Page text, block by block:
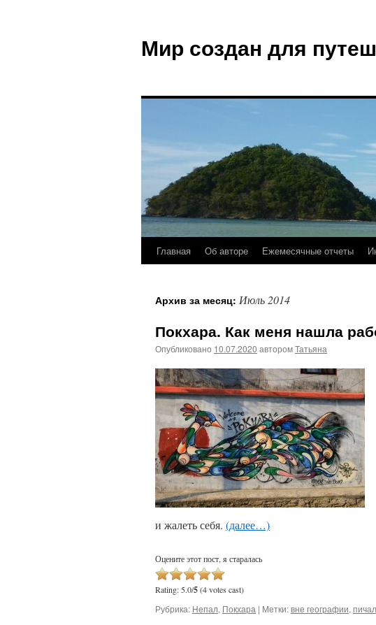
Мир создан для
Главная Об авторе Ежемесячные отчеты
Архив за месяц: Июль 2014
Покхара. Как меня нашла
Опубликовано 10.07.2020 авторомТатьяна
и жалеть себя. (далее…)
Оцените этот пост, я старалась
Rating: 5.0/5(4 votes cast)
Рубрика: Непал, Покхара | Метки:вне географии,